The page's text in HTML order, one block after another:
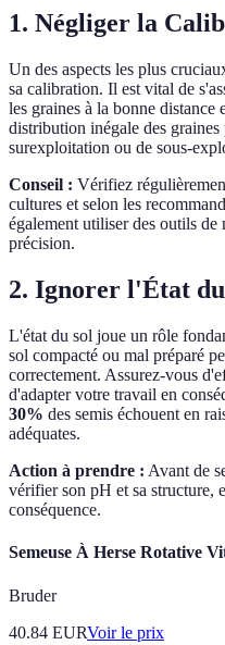
1. Négliger la
Un des aspects les plus
sa calibration. Il est vital de
les graines à la bonne
distribution inégale des graines
surexploitation ou de sous-
Conseil : Vérifiez
cultures et selon les
également utiliser des outils de
précision.
2. Ignorer l'État du
L'état du sol joue un rôle
sol compacté ou mal préparé
correctement. Assurez-vous
d'adapter votre travail en
30% des semis échouent en
adéquates.
Action à prendre : Avant de
vérifier son pH et sa structure,
conséquence.
Semeuse À Herse Rotative
Bruder
40.84 EURVoir le prix